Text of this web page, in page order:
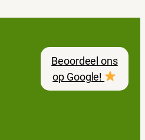
Beoordeel ons
op Google!